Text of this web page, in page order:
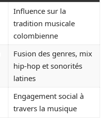
Influence sur la
tradition musicale
colombienne
Fusion des genres, mix
hip-hop et sonorités
latines
Engagement social à
travers la musique